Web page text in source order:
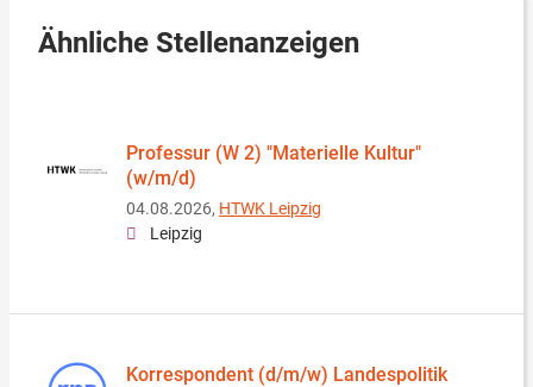
Ähnliche Stellenanzeigen
Professur (W 2) "Materielle Kultur"
(w/m/d)
04.08.2026, HTWK Leipzig
Leipzig
Korrespondent (d/m/w) Landespolitik